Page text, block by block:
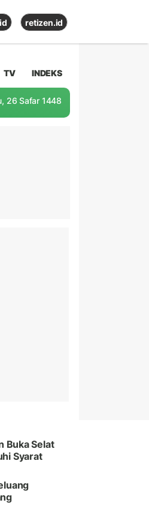
retizen.id
TV INDEKS
26 Safar 1448
Buka Selat
Syarat